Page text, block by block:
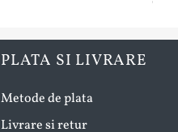
PLATA SI LIVRARE
Metode de plata
Livrare si retur